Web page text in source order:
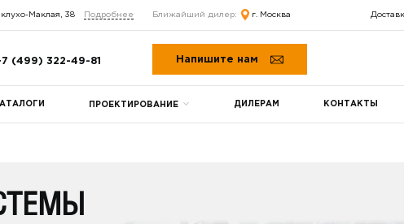
Маклая, 38 Подробнее Ближайший дилер: г. Москва
(499) 322-49-81 Напишите нам
ПРОЕКТИРОВАНИЕ ДИЛЕРАМ КОНТАКТЫ